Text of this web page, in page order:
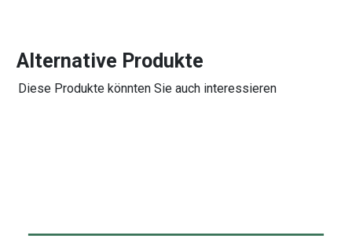
Alternative Produkte
Diese Produkte könnten Sie auch interessieren